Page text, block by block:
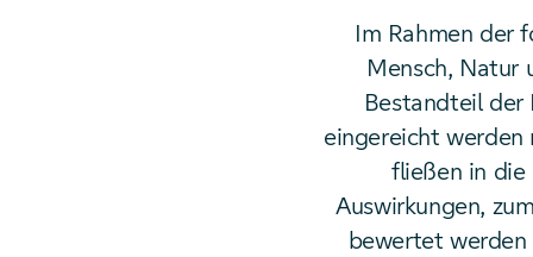
Im Rahmen der
Mensch, Natur
Bestandteil der
eingereicht werden
fließen in die
Auswirkungen,
bewertet werden